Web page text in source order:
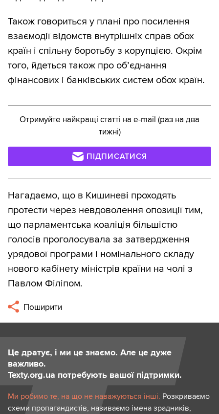
Також говориться у плані про посилення
взаємодії відомств внутрішніх справ обох
країн і спільну боротьбу з корупцією. Окрім
того, йдеться також про обʼєднання
фінансових і банківських систем обох країн.
Отримуйте найкращі статті на e-mail (раз на два
тижні)
ПІДПИСАТИСЯ
Нагадаємо, що в Кишиневі проходять
протести через невдоволення опозиції тим,
що парламентська коаліція більшістю
голосів проголосувала за затвердження
урядової програми і номінального складу
нового кабінету міністрів країни на чолі з
Павлом Філіпом.
Поширити
Це дратує, і ми це знаємо. Але це дуже
важливо.
Texty.org.ua потребують вашої підтримки.
Ми робимо те, на що не наважуються інші. Розкриваємо
схеми пропагандистів, називаємо імена зрадників,